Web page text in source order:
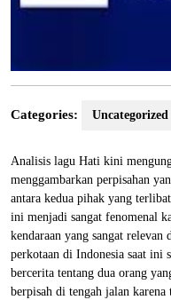
Categories: Uncategorized
Analisis lagu Hati kini
menggambarkan perpisahan
antara kedua pihak yang
ini menjadi sangat fenomenal
kendaraan yang sangat relevan
perkotaan di Indonesia saat ini
bercerita tentang dua orang
berpisah di tengah jalan